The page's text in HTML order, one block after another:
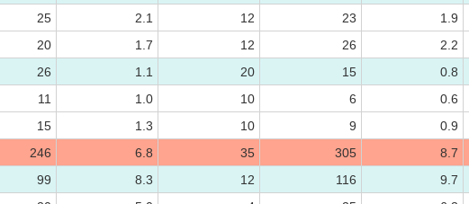
25 2.1 12 23 1.9
20 1.7 12 26 2.2
26 1.1 20 15 0.8
11 1.0 10 6 0.6
15 1.3 10 9 0.9
246 6.8 35 305 8.7
99 8.3 12 116 9.7